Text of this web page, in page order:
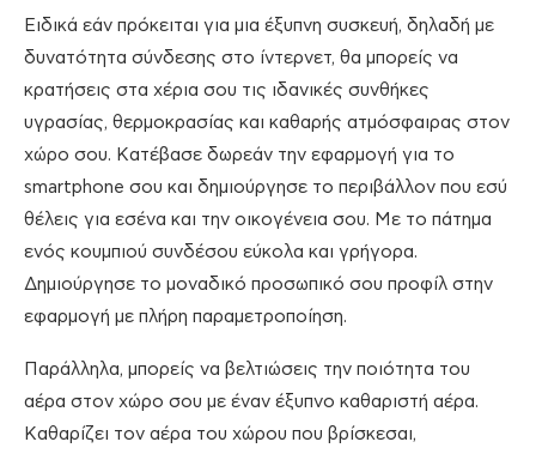
Ειδικά εάν πρόκειται για μια έξυπνη συσκευή, δηλαδή με
δυνατότητα σύνδεσης στο ίντερνετ, θα μπορείς να
κρατήσεις στα χέρια σου τις ιδανικές συνθήκες
υγρασίας, θερμοκρασίας και καθαρής ατμόσφαιρας στον
χώρο σου. Κατέβασε δωρεάν την εφαρμογή για το
smartphone σου και δημιούργησε το περιβάλλον που εσύ
θέλεις για εσένα και την οικογένεια σου. Mε το πάτημα
ενός κουμπιού συνδέσου εύκολα και γρήγορα.
Δημιούργησε το μοναδικό προσωπικό σου προφίλ στην
εφαρμογή με πλήρη παραμετροποίηση.
Παράλληλα, μπορείς να βελτιώσεις την ποιότητα του
αέρα στον χώρο σου με έναν έξυπνο καθαριστή αέρα.
Καθαρίζει τον αέρα του χώρου που βρίσκεσαι,